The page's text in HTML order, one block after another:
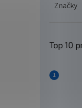
Značky
Top 10